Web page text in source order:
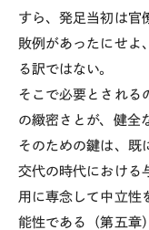
すら、発足当初は官
敗例があったにせよ
る訳ではない。
そこで必要とされる
の緻密さとが、健全
そのための鍵は、既
交代の時代における
用に専念して中立性
能性である（第五章